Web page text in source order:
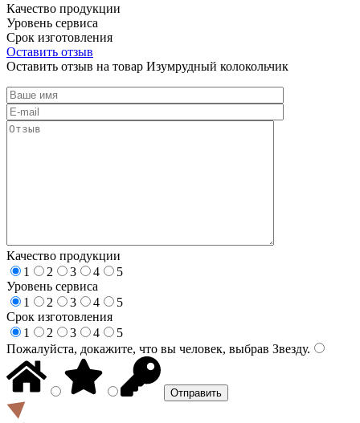
Качество продукции
Уровень сервиса
Срок изготовления
Оставить отзыв
Оставить отзыв на товар Изумрудный колокольчик
Качество продукции
1
2 3 4
5
Уровень сервиса
1
2 3 4
5
Срок изготовления
1
2 3 4
5
Пожалуйста, докажите, что вы человек, выбрав Звезду.